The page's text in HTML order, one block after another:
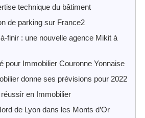
technique du bâtiment
de parking sur France2
finir : une nouvelle agence Mikit à
pour Immobilier Couronne Yonnaise
donne ses prévisions pour 2022
en Immobilier
de Lyon dans les Monts d’Or